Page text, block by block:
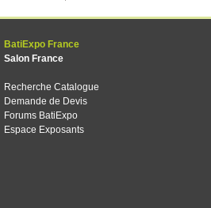
BatiExpo France
Salon France
Recherche Catalogue
Demande de Devis
Forums BatiExpo
Espace Exposants